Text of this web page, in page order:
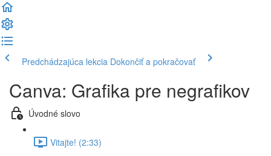
Predchádzajúca lekcia Dokončiť a pokračovať
Canva: Grafika pre negrafikov
Úvodné slovo
Vitajte! (2:33)